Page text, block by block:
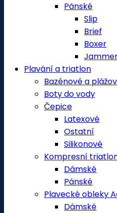
Pánské
Slip
Brief
Boxer
Plavání a triatlon
Bazénové a
Boty do vody
Čepice
Latexové
Ostatní
Silikonové
Kompresní
Dámské
Pánské
Plavecké obleky
Dámské